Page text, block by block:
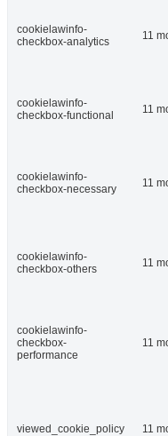
cookielawinfo-
checkbox-analytics
11
cookielawinfo-
checkbox-functional
11
cookielawinfo-
checkbox-necessary
11
cookielawinfo-
checkbox-others
11
cookielawinfo-
checkbox-
performance
11
viewed_cookie_policy 11